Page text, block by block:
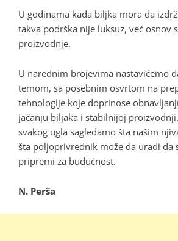
U godinama kada biljka mora da
takva podrška nije luksuz, već osnov
proizvodnje.
U narednim brojevima nastavićemo
temom, sa posebnim osvrtom na
tehnologije koje doprinose
jačanju biljaka i stabilnijoj proizvodnji
svakog ugla sagledamo šta našim
šta poljoprivrednik može da uradi da
pripremi za budućnost.
N. Perša